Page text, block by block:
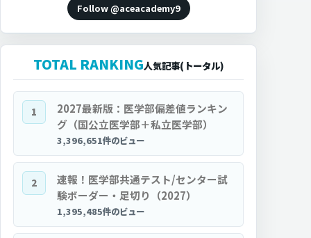
Follow @aceacademy9
TOTAL RANKING人気記事(トータル)
1
2027最新版：医学部偏差値ランキン
グ（国公立医学部＋私立医学部）
3,396,651件のビュー
2
速報！医学部共通テスト/センター試
験ボーダー・足切り（2027）
1,395,485件のビュー